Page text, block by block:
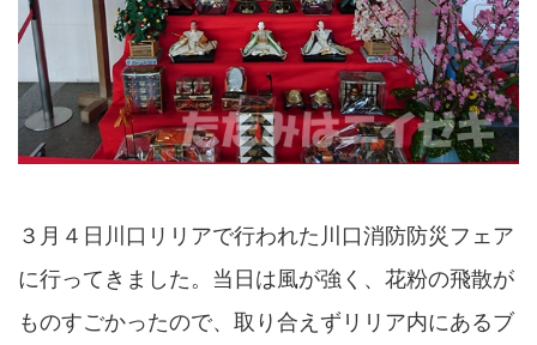
３月４日川口リリアで行われた川口消防防災フェア
に行ってきました。当日は風が強く、花粉の飛散が
ものすごかったので、取り合えずリリア内にあるブ